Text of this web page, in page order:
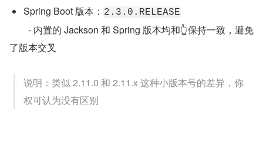
Spring Boot 版本： 2.3.0.RELEASE
了版本交叉
说明：类似 2.11.0 和 2.11.x 这种小版本号的差异，你
权可认为没有区别